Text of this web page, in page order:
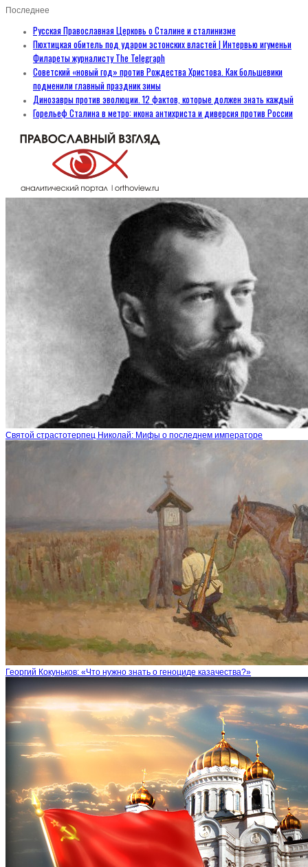
Последнее
Русская Православная Церковь о Сталине и сталинизме
Пюхтицкая обитель под ударом эстонских властей | Интервью игуменьи
Филареты журналисту The Telegraph
Советский «новый год» против Рождества Христова. Как большевики
подменили главный праздник зимы
Динозавры против эволюции. 12 фактов, которые должен знать каждый
Горельеф Сталина в метро: икона антихриста и диверсия против России
Святой страстотерпец Николай: Мифы о последнем императоре
Георгий Кокуньков: «Что нужно знать о геноциде казачества?»